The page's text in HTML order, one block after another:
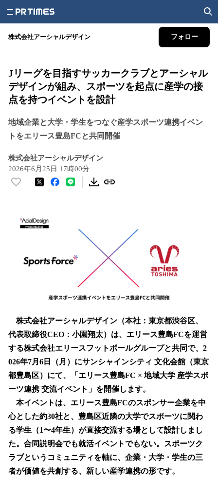
株式会社アーシャルデザイン フォロー
Jリーグを目指すサッカークラブとアーシャル
デザインが組み、スポーツを起点に産学の接
点を持つイベントを設計
地域企業と大学・学生をつなぐ産学スポーツ連携イベン
トをエリース豊島FCと共同開催
株式会社アーシャルデザイン
2026年6月25日 17時00分
い
！
数
株式会社アーシャルデザイン（本社：東京都渋谷区、
代表取締役CEO：小園翔太）は、エリース豊島FCを運営
する株式会社エリースフットボールグループと共同で、2
026年7月6日（月）にサンシャインシティ 文化会館（東京
都豊島区）にて、「エリース豊島FC × 地域大学 産学スポ
ーツ連携 交流イベント」を開催します。
本イベントは、エリース豊島FCのスポンサー企業を中
心とした約30社と、豊島区近隣の大学でスポーツに関わ
る学生（1〜4年生）が直接交流する場として設計しまし
た。合同説明会でも就活イベントでもない。スポーツク
ラブというコミュニティを軸に、企業・大学・学生の三
者が価値を共創する、新しい産学連携の形です。